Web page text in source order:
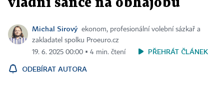
vládní šance na obhajobu
Michal Sirový ekonom, profesionální volební sázkař a
zakladatel spolku Proeuro.cz
19. 6. 2025 00:00 ▪ 4 min. čtení
PŘEHRÁT ČLÁNEK
ODEBÍRAT AUTORA